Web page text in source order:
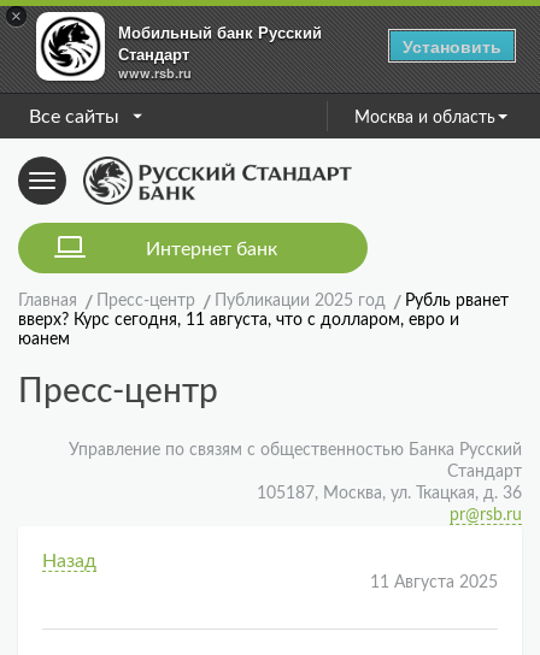
×
Мобильный банк Русский
Стандарт
www.rsb.ru
Установить
Все сайты Москва и область
Toggle
navigation
Интернет банк
Главная Пресс-центр Публикации 2025 год
Рубль рванет
вверх? Курс сегодня, 11 августа, что с долларом, евро и
юанем
Пресс-центр
Управление по связям с общественностью Банка Русский
Стандарт
105187, Москва, ул. Ткацкая, д. 36
pr@rsb.ru
Назад
11 Августа 2025